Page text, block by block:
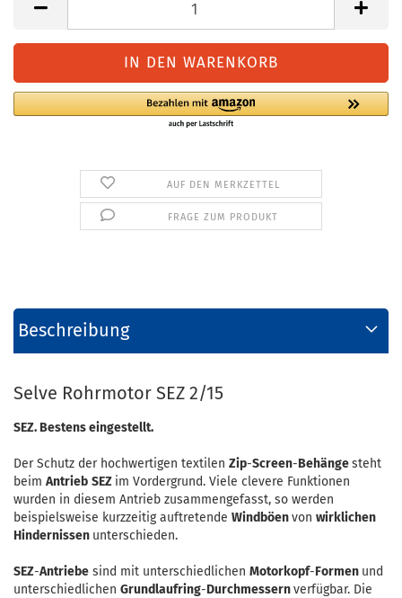
AUF DEN MERKZETTEL
FRAGE ZUM PRODUKT
Beschreibung
Selve Rohrmotor SEZ 2/15
SEZ. Bestens eingestellt.
Der Schutz der hochwertigen textilen Zip-Screen-Behängesteht
beim Antrieb SEZ im Vordergrund. Viele clevere Funktionen
wurden in diesem Antrieb zusammengefasst, so werden
beispielsweise kurzzeitig auftretende Windböenvon wirklichen
Hindernissen unterschieden.
SEZ-Antriebe sind mit unterschiedlichen Motorkopf-Formen und
unterschiedlichen Grundlaufring-Durchmessernverfügbar. Die